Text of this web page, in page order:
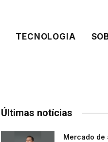
TECNOLOGIA
Últimas notícias
Mercado de